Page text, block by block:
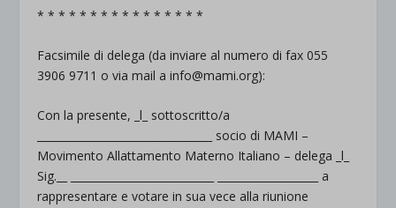
* * * * * * * * * * * * * * * *
Facsimile di delega (da inviare al numero di fax 055
3906 9711 o via mail a info@mami.org):
Con la presente, _l_ sottoscritto/a
_________________________________ socio di MAMI –
Movimento Allattamento Materno Italiano – delega _l_
Sig.__ ___________________________ ___________________ a
rappresentare e votare in sua vece alla riunione